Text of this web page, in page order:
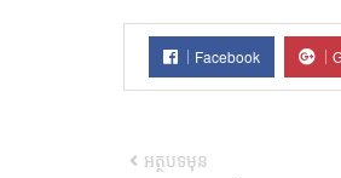
Facebook
អត្ថបទមុន